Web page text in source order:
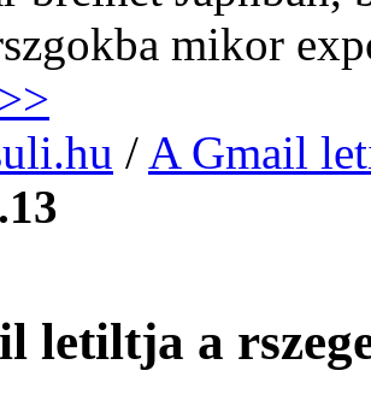
mikor
/ A Gmail
letiltja a